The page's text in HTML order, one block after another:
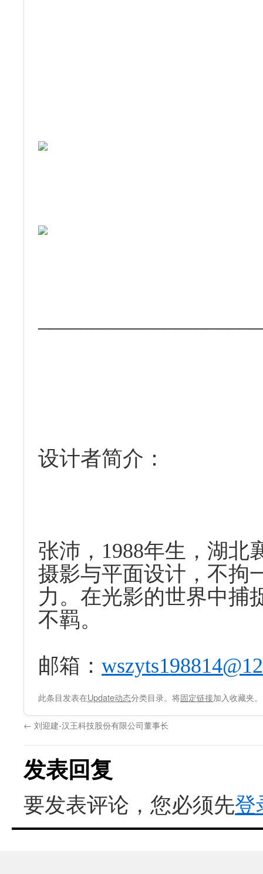
设计者简介：
张沛， 1988年生，湖北
摄影与平面设计，不拘
力。在光影的世界中捕
不羁。
邮箱：
此条目发表在Update动态分类目录。将固定链接加入收藏夹。
← 刘迎建-汉王科技股份有限公司董事长
发表回复
要发表评论，您必须先登